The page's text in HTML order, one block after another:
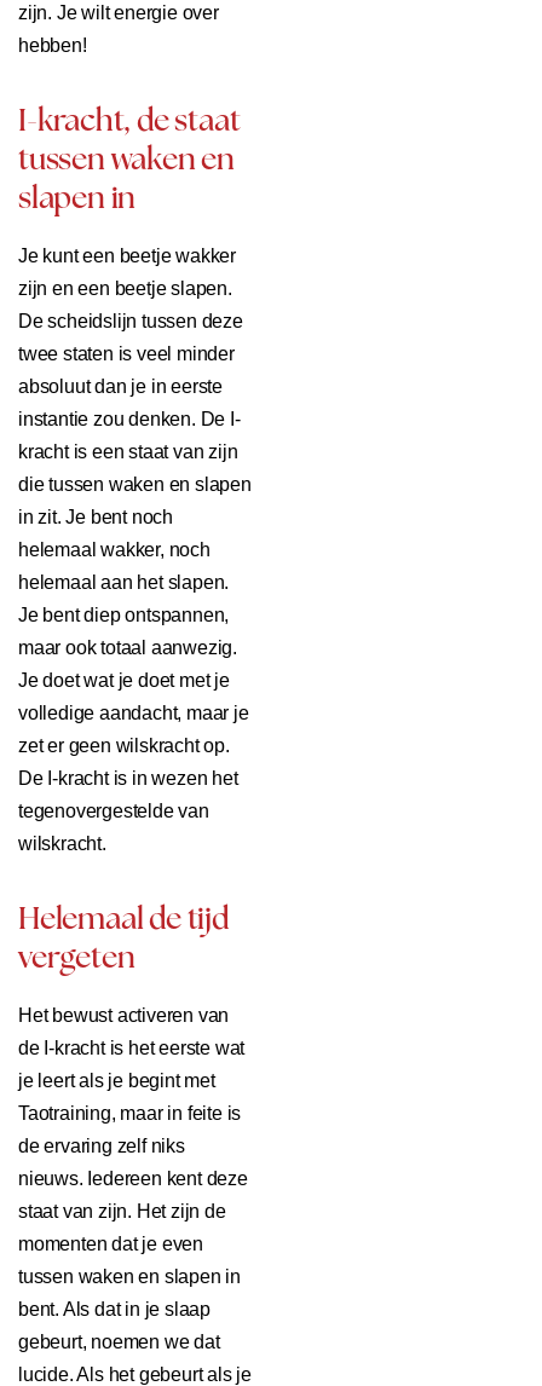
zijn. Je wilt energie over
hebben!
I-kracht, de staat
tussen waken en
slapen in
Je kunt een beetje wakker
zijn en een beetje slapen.
De scheidslijn tussen deze
twee staten is veel minder
absoluut dan je in eerste
instantie zou denken. De I-
kracht is een staat van zijn
die tussen waken en slapen
in zit. Je bent noch
helemaal wakker, noch
helemaal aan het slapen.
Je bent diep ontspannen,
maar ook totaal aanwezig.
Je doet wat je doet met je
volledige aandacht, maar je
zet er geen wilskracht op.
De I-kracht is in wezen het
tegenovergestelde van
wilskracht.
Helemaal de tijd
vergeten
Het bewust activeren van
de I-kracht is het eerste wat
je leert als je begint met
Taotraining, maar in feite is
de ervaring zelf niks
nieuws. Iedereen kent deze
staat van zijn. Het zijn de
momenten dat je even
tussen waken en slapen in
bent. Als dat in je slaap
gebeurt, noemen we dat
lucide. Als het gebeurt als je